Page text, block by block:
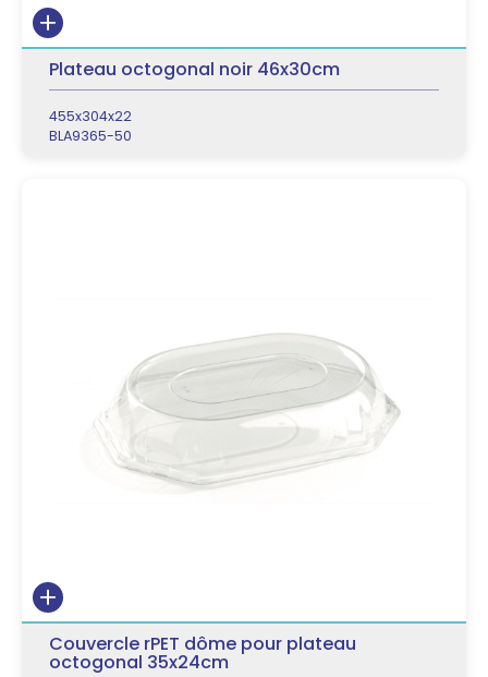
Plateau octogonal noir 46x30cm
455x304x22
BLA9365-50
Couvercle rPET dôme pour plateau
octogonal 35x24cm